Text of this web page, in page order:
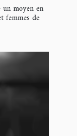
moyen en
femmes de